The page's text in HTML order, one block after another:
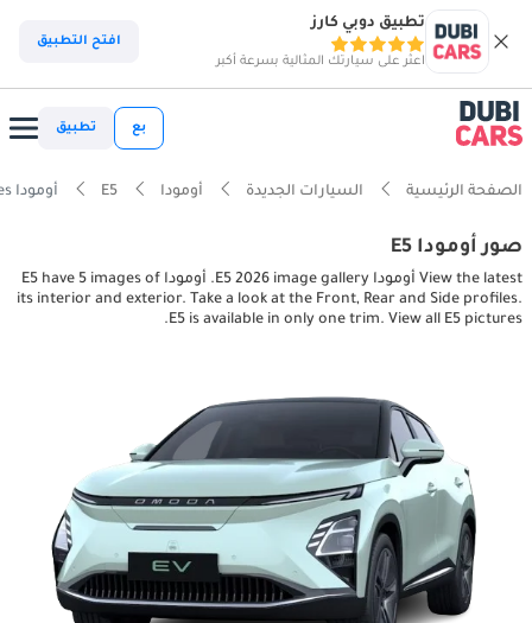
تطبيق دوبي كارز
اعثر على سيارتك المثالية بسرعة أكبر
افتح التطبيق
بع تطبيق
الصفحة الرئيسية السيارات الجديدة أومودا E5 أومودا E5 interior, exterior pictures
صور أومودا E5
View the latest أومودا E5 2026 image gallery. أومودا E5 have 5 images of
its interior and exterior. Take a look at the Front, Rear and Side profiles.
E5 is available in only one trim. View all E5 pictures.